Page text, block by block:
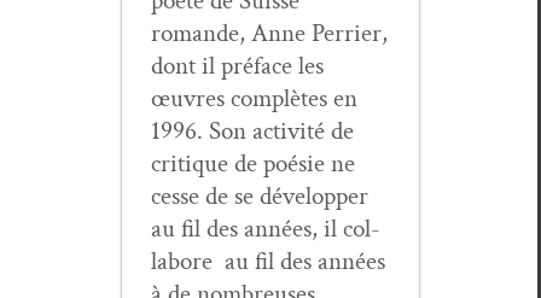
romande, Anne Per­ri­er,
dont il pré­face les
œuvres com­plètes en
1996. Son activ­ité de
cri­tique de poésie ne
cesse de se dévelop­per
au fil des années, il col­
la­bore au fil des années